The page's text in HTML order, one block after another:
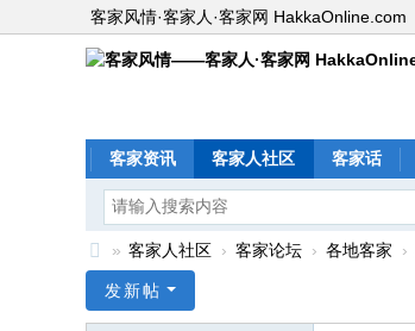
客家风情·客家人·客家网 HakkaOnline.com
客家资讯 客家人社区 客家话
家
» 客家人社区 › 客家论坛 › 各地客家 ›
发新帖